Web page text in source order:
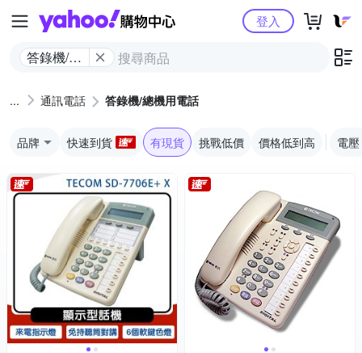
Yahoo購物中心
答錄機/總
登入
通訊電話 答錄機/總機用電話
品牌 快速到貨 有現貨 挑戰低價 價格低到高 電壓